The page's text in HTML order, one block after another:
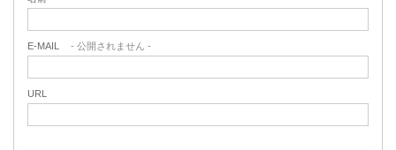
E-MAIL - 公開されません -
URL